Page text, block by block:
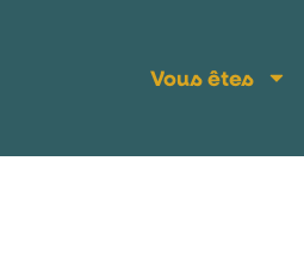
Vous êtes